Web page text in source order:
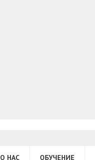
О НАС ОБУЧЕНИЕ